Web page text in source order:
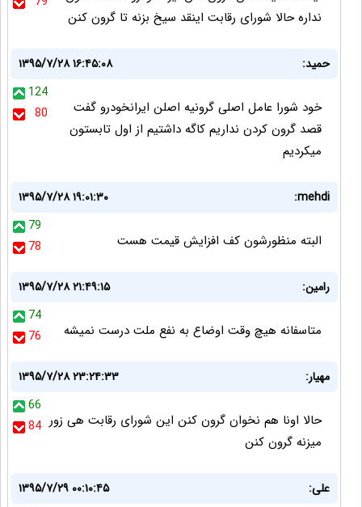
نداره حالا شورای رقابت اینقد سیخ بزنه تا گرون کنن
حمید:
۱۳۹۵/۷/۲۸ ۱۶:۴۵:۰۸
124
80
خود شورا عامل اصلی گرونیه اصلن ایرانخودرو گفت
قصد گرون کردن نداریم کاگه داشتیم از اول تابستون
میکردیم
mehdi:
۱۳۹۵/۷/۲۸ ۱۹:۰۱:۳۰
79
78
البته منظورشون کف افزایش قیمت هست
رامین:
۱۳۹۵/۷/۲۸ ۲۱:۴۹:۱۵
74
76
متاسفانه هیچ وقت اوضاع به نفع ملت درست نمیشه
مهیار:
۱۳۹۵/۷/۲۸ ۲۳:۲۴:۳۳
66
84 حالا اونا هم نخوان گرون کنن این شورای رقابت هی زور
میزنه گرون کنن
علی:
۱۳۹۵/۷/۲۹ ۰۰:۱۰:۴۵